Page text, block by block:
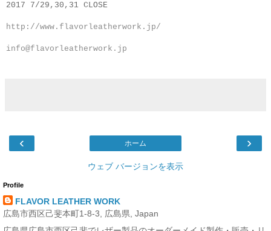
2017 7/29,30,31 CLOSE
http://www.flavorleatherwork.jp/
info@flavorleatherwork.jp
‹ ›
ホーム
ウェブ バージョンを表示
Profile
FLAVOR LEATHER WORK
広島市西区己斐本町1-8-3, 広島県, Japan